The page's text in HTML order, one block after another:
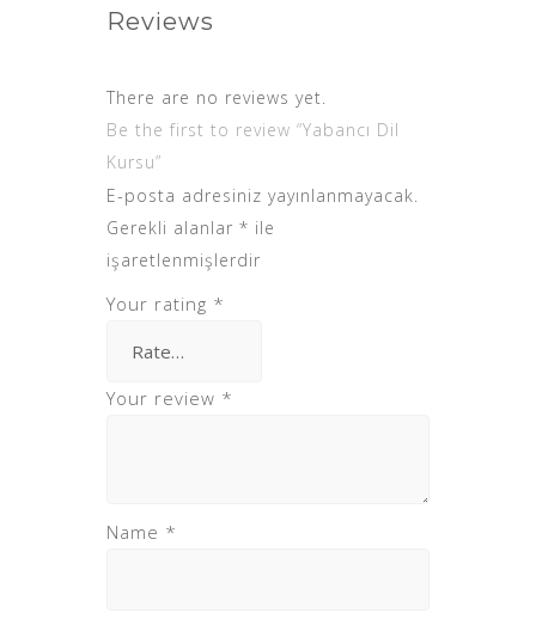
Reviews
There are no reviews yet.
Be the first to review “Yabancı Dil
Kursu”
E-posta adresiniz yayınlanmayacak.
Gerekli alanlar * ile
işaretlenmişlerdir
Your rating *
Your review *
Name *